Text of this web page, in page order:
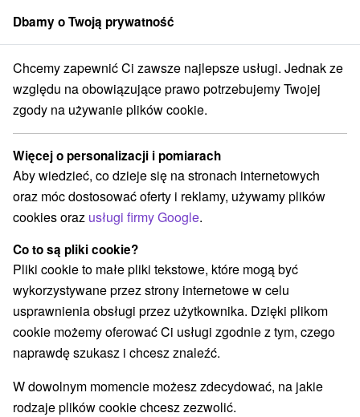
członek grupySorger
O nas
O nas – Domalenka.pl
Kim jesteśmy?
Domalenka.pl jest efektem wieloletniej pasji do podróży,
relaksu i odkrywania Słowacji. Od 2010 roku, kiedy mąż
i żona Paula i Peter Sorger uruchomili swój pierwszy
projekt Sorger.sk, staramy się przybliżyć Słowację to, co
najlepsze w turystyce. Jesteśmy inni - zamiast
wyretuszowanych zdjęć i nierealistycznych ujęć,
kręcimy autentyczne filmyspa i hoteli, dzięki czemu
zawsze możesz zobaczyć,gdzie dokładnie się
zatrzymasz . Chcemy, abyś otrzymał dokładnie to,
czego oczekujesz, bez zniekształceń.
Dbamy o Twoją prywatność
Chcemy zapewnić Ci zawsze najlepsze usługi. Jednak ze
względu na obowiązujące prawo potrzebujemy Twojej
zgody na używanie plików cookie.
Więcej o personalizacji i pomiarach
Aby wiedzieć, co dzieje się na stronach internetowych
oraz móc dostosować oferty i reklamy, używamy plików
cookies oraz usługi firmy Google.
Co to są pliki cookie?
Pliki cookie to małe pliki tekstowe, które mogą być
wykorzystywane przez strony internetowe w celu
usprawnienia obsługi przez użytkownika. Dzięki plikom
cookie możemy oferować Ci usługi zgodnie z tym, czego
naprawdę szukasz i chcesz znaleźć.
W dowolnym momencie możesz zdecydować, na jakie
rodzaje plików cookie chcesz zezwolić.